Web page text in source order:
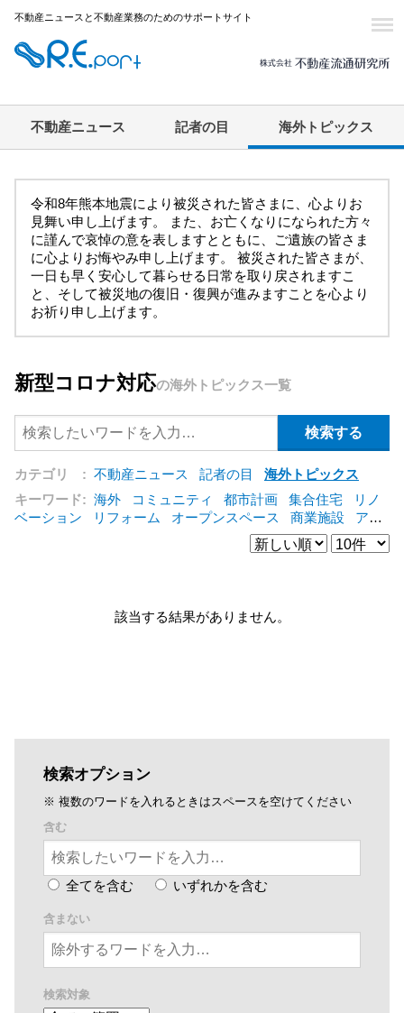
不動産ニュースと不動産業務のためのサポートサイト
不動産ニュース 記者の目 海外トピックス
令和8年熊本地震により被災された皆さまに、心よりお
見舞い申し上げます。 また、お亡くなりになられた方々
に謹んで哀悼の意を表しますとともに、ご遺族の皆さま
に心よりお悔やみ申し上げます。 被災された皆さまが、
一日も早く安心して暮らせる日常を取り戻されますこ
と、そして被災地の復旧・復興が進みますことを心より
お祈り申し上げます。
新型コロナ対応の海外トピックス一覧
カテゴリ : 不動産ニュース 記者の目
海外トピックス
キーワード: 海外 コミュニティ 都市計画 集合住宅
リノ
ベーション
リフォーム オープンスペース 商業施設
アパ
エネルギー
新型コロ
コンバージョン
都市再生
該当する結果がありません。
検索オプション
※ 複数のワードを入れるときはスペースを空けてください
含む
全てを含む いずれかを含む
含まない
検索対象